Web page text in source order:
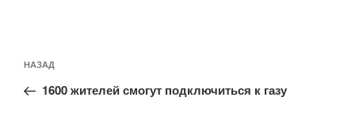
по
записям
Предыдущая
запись:
НАЗАД
1600 жителей смогут подключиться к газу